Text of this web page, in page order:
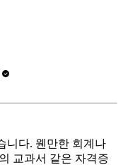
니다. 웬만한 회계나
교과서 같은 자격증